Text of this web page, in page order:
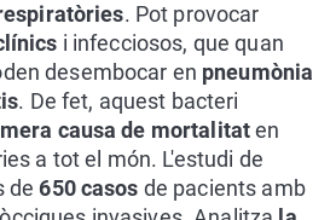
. Pot provocar
i infecciosos, que quan
desembocar en pneumònia
. De fet, aquest bacteri
causa de mortalitaten
a tot el món. L'estudi de
de650 casos de pacients amb